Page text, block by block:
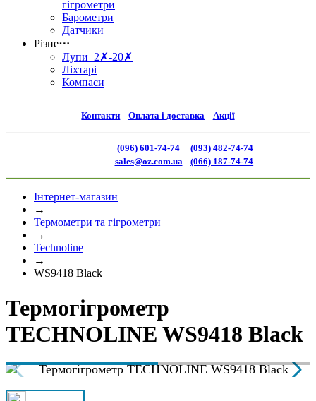
гігрометри
Барометри
Датчики
Різне⋯
Лупи 2✗-20✗
Ліхтарі
Компаси
Контакти Оплата і доставка Акції
(096) 601-74-74
sales@oz.com.ua
(093) 482-74-74
(066) 187-74-74
Інтернет-магазин
→
Термометри та гігрометри
→
Technoline
→
WS9418 Black
Термогігрометр
TECHNOLINE WS9418 Black